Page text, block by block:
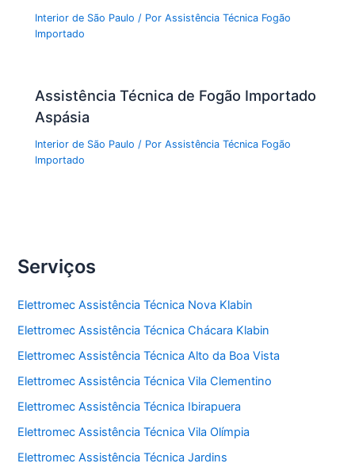
Interior de São Paulo / PorAssistência Técnica Fogão
Importado
Assistência Técnica de Fogão Importado
Aspásia
Interior de São Paulo / PorAssistência Técnica Fogão
Importado
Serviços
Elettromec Assistência Técnica Nova Klabin
Elettromec Assistência Técnica Chácara Klabin
Elettromec Assistência Técnica Alto da Boa Vista
Elettromec Assistência Técnica Vila Clementino
Elettromec Assistência Técnica Ibirapuera
Elettromec Assistência Técnica Vila Olímpia
Elettromec Assistência Técnica Jardins